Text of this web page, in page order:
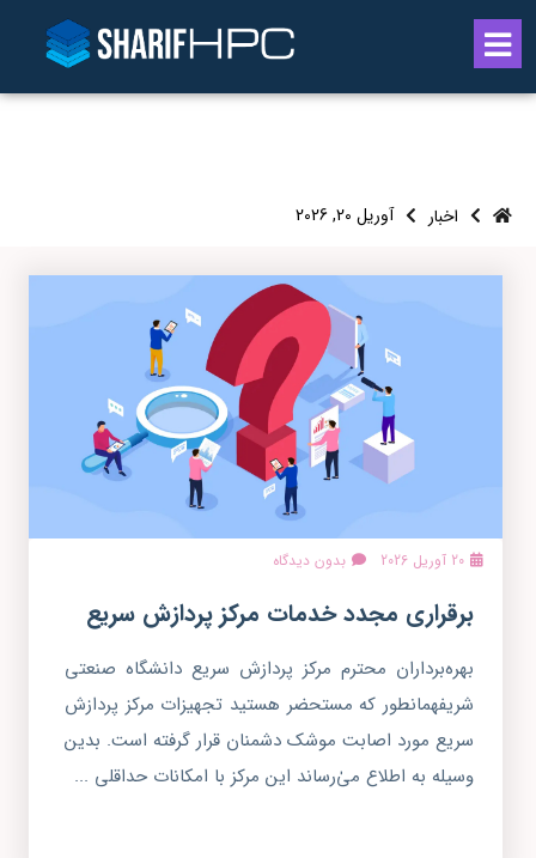
اخبار آوریل 20, 2026
20 آوریل 2026 بدون دیدگاه
برقراری مجدد خدمات مرکز پردازش سریع
بهره‌برداران محترم مرکز پردازش سریع دانشگاه صنعتی
شریفهمانطور که مستحضر هستید تجهیزات مرکز پردازش
سریع مورد اصابت موشک دشمنان قرار گرفته است. بدین
وسیله به اطلاع میٰ‌رساند این مرکز با امکانات حداقلی ...